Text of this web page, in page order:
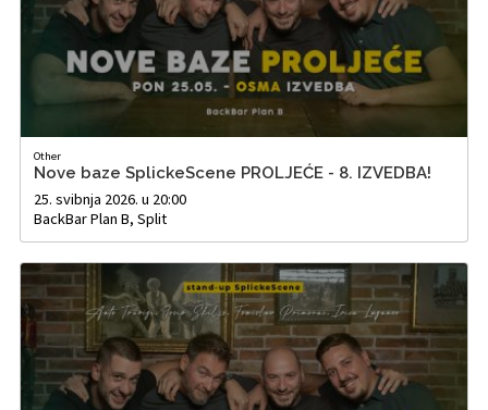
Other
Nove baze SplickeScene PROLJEĆE - 8. IZVEDBA!
25. svibnja 2026. u 20:00
BackBar Plan B, Split